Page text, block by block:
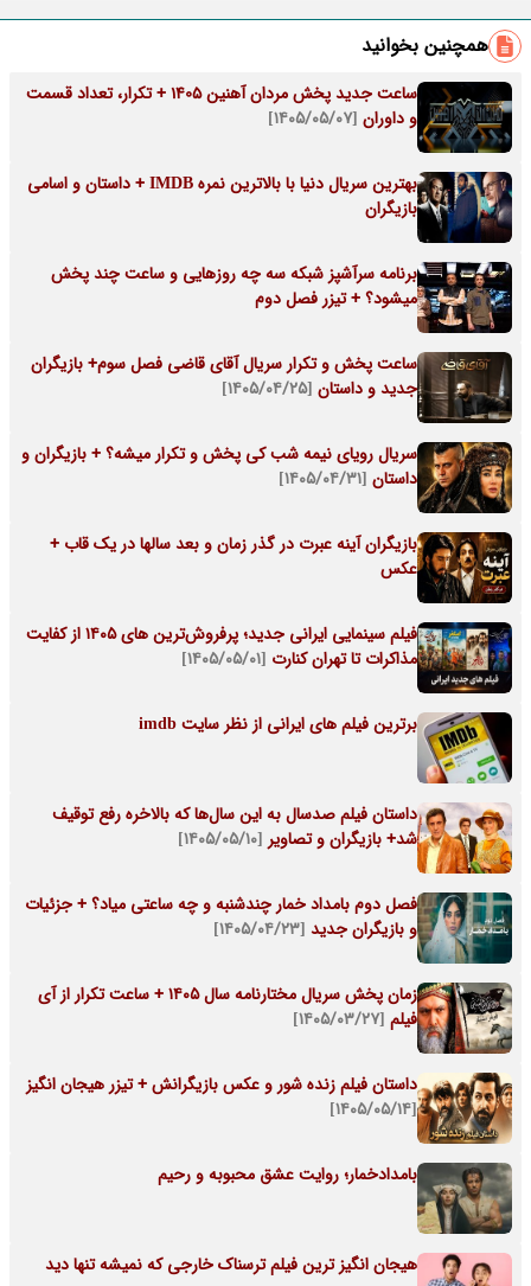
همچنین بخوانید
ساعت جدید پخش مردان آهنین 1405 + تکرار، تعداد قسمت
و داوران [۱۴۰۵/۰۵/۰۷]
بهترین سریال دنیا با بالاترین نمره IMDB + داستان و اسامی
بازیگران
برنامه سرآشپز شبکه سه چه روزهایی و ساعت چند پخش
میشود؟ + تیزر فصل دوم
ساعت پخش و تکرار سریال آقای قاضی فصل سوم+ بازیگران
جدید و داستان [۱۴۰۵/۰۴/۲۵]
سریال رویای نیمه شب کی پخش و تکرار میشه؟ + بازیگران و
داستان [۱۴۰۵/۰۴/۳۱]
بازیگران آینه عبرت در گذر زمان و بعد سالها در یک قاب +
عکس
فیلم سینمایی ایرانی جدید؛ پرفروش‌ترین های ۱۴۰۵ از کفایت
مذاکرات تا تهران کنارت [۱۴۰۵/۰۵/۰۱]
برترین فیلم های ایرانی از نظر سایت imdb
داستان فیلم صدسال به این سال‌ها که بالاخره رفع توقیف
شد+ بازیگران و تصاویر [۱۴۰۵/۰۵/۱۰]
فصل دوم بامداد خمار چندشنبه و چه ساعتی میاد؟ + جزئیات
و بازیگران جدید [۱۴۰۵/۰۴/۲۳]
زمان پخش سریال مختارنامه سال ۱۴۰۵ + ساعت تکرار از آی
فیلم [۱۴۰۵/۰۳/۲۷]
داستان فیلم زنده شور و عکس بازیگرانش + تیزر هیجان انگیز
[۱۴۰۵/۰۵/۱۴]
بامدادخمار؛ روایت عشق محبوبه و رحیم
هیجان انگیز ترین فیلم ترسناک خارجی که نمیشه تنها دید